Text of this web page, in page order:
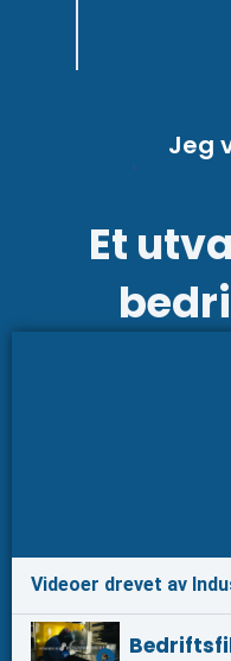
Jeg
Et
Videoer drevet av